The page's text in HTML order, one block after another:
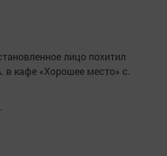
лицо похитил
в кафе «Хорошее место» с.